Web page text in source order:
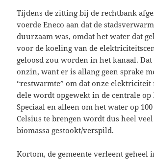
Tijdens de zitting bij de rechtbank
voerde Eneco aan dat de
duurzaam was, omdat het water dat
voor de koeling van de
geloosd zou worden in het kanaal.
onzin, want er is allang geen sprake
“restwarmte” om dat onze elektriciteit
dele wordt opgewekt in de centrale op
Speciaal en alleen om het water op
Celsius te brengen wordt dus heel veel
biomassa gestookt/verspild.
Kortom, de gemeente verleent geheel